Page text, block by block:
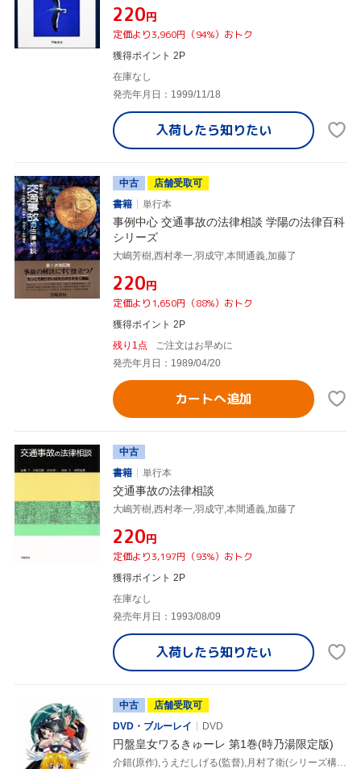
¥220円
定価より3,960円（94%）おトク
獲得ポイント 2P
在庫なし
発売年月日：1999/11/18
入荷したら知りたい
中古
店舗受取可
書籍
単行本
事例中心 交通事故の法律相談 学陽の法律百科
シリーズ
大嶋芳樹,西村孝一,羽成守,本間通義,加藤了
¥220円
定価より1,650円（88%）おトク
獲得ポイント 2P
残り1点
ご注文はお早めに
発売年月日：1989/04/20
カートへ追加
中古
書籍
単行本
交通事故の法律相談
大嶋芳樹,西村孝一,羽成守,本間通義,加藤了
¥220円
定価より3,197円（93%）おトク
獲得ポイント 2P
在庫なし
発売年月日：1993/08/09
入荷したら知りたい
中古
店舗受取可
DVD・ブルーレイ
DVD
円盤皇女ワるきゅーレ 第1巻(時乃湯限定版)
介錯(原作),うえだしげる(監督),月村了衛(シリーズ構成)(脚本),藤井まき(キャラクターデザイン),ワルキューレ:緒方恵美,(ワるきゅーレ)望月久代,時野和人:鈴村健一,ハイドラ:西村ちなみ